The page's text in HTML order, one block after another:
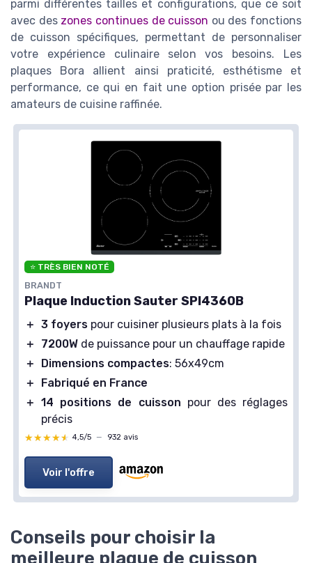
parmi différentes tailles et configurations, que ce soit
avec des zones continues de cuisson ou des fonctions
de cuisson spécifiques, permettant de personnaliser
votre expérience culinaire selon vos besoins. Les
plaques Bora allient ainsi praticité, esthétisme et
performance, ce qui en fait une option prisée par les
amateurs de cuisine raffinée.
⭐ TRÈS BIEN NOTÉ
BRANDT
Plaque Induction Sauter SPI4360B
＋ 3 foyers pour cuisiner plusieurs plats à la fois
＋
7200W de puissance pour un chauffage rapide
＋
Dimensions compactes: 56x49cm
＋
Fabriqué en France
＋ 14 positions de cuisson pour des réglages
précis
★★★★★
★★★★★ 4,5/5 — 932 avis
Voir l'offre
Conseils pour choisir la
meilleure plaque de cuisson